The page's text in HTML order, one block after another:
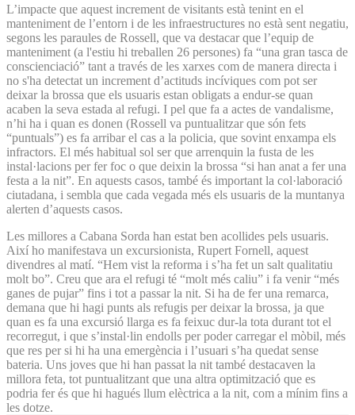
L’impacte que aquest increment de visitants està tenint en el
manteniment de l’entorn i de les infraestructures no està sent negatiu,
segons les paraules de Rossell, que va destacar que l’equip de
manteniment (a l'estiu hi treballen 26 persones) fa “una gran tasca de
conscienciació” tant a través de les xarxes com de manera directa i
no s'ha detectat un increment d’actituds incíviques com pot ser
deixar la brossa que els usuaris estan obligats a endur-se quan
acaben la seva estada al refugi. I pel que fa a actes de vandalisme,
n’hi ha i quan es donen (Rossell va puntualitzar que són fets
“puntuals”) es fa arribar el cas a la policia, que sovint enxampa els
infractors. El més habitual sol ser que arrenquin la fusta de les
instal·lacions per fer foc o que deixin la brossa “si han anat a fer una
festa a la nit”. En aquests casos, també és important la col·laboració
ciutadana, i sembla que cada vegada més els usuaris de la muntanya
alerten d’aquests casos.
Les millores a Cabana Sorda han estat ben acollides pels usuaris.
Així ho manifestava un excursionista, Rupert Fornell, aquest
divendres al matí. “Hem vist la reforma i s’ha fet un salt qualitatiu
molt bo”. Creu que ara el refugi té “molt més caliu” i fa venir “més
ganes de pujar” fins i tot a passar la nit. Si ha de fer una remarca,
demana que hi hagi punts als refugis per deixar la brossa, ja que
quan es fa una excursió llarga es fa feixuc dur-la tota durant tot el
recorregut, i que s’instal·lin endolls per poder carregar el mòbil, més
que res per si hi ha una emergència i l’usuari s’ha quedat sense
bateria. Uns joves que hi han passat la nit també destacaven la
millora feta, tot puntualitzant que una altra optimització que es
podria fer és que hi hagués llum elèctrica a la nit, com a mínim fins a
les dotze.